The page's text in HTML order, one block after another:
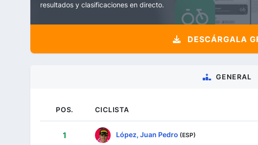
resultados y clasificaciones en directo.
DESCÁRGALA
GENERAL
POS. CICLISTA
1 López, Juan Pedro (ESP)